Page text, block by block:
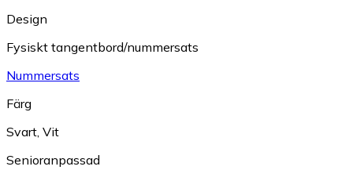
Design
Fysiskt tangentbord/nummersats
Nummersats
Färg
Svart, Vit
Senioranpassad